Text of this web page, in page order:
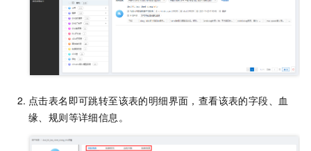
点击表名即可跳转至该表的明细界面，查看该表的字段、血
缘、规则等详细信息。